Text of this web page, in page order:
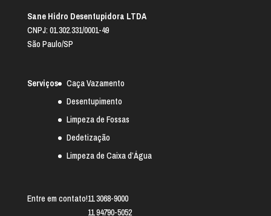
Sane Hidro Desentupidora LTDA
CNPJ: 01.302.331/0001-49
São Paulo/SP
Serviços
Caça Vazamento
Desentupimento
Limpeza de Fossas
Dedetização
Limpeza de Caixa d’Água
Entre em contato!11 3068-9000
11 94790-5052